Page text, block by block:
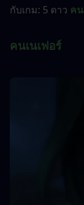
กับเกม: 5 ดาว คน
คนเนเฟอร์